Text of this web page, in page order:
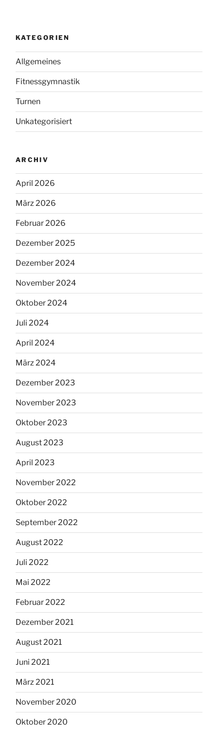
KATEGORIEN
Allgemeines
Fitnessgymnastik
Turnen
Unkategorisiert
ARCHIV
April 2026
März 2026
Februar 2026
Dezember 2025
Dezember 2024
November 2024
Oktober 2024
Juli 2024
April 2024
März 2024
Dezember 2023
November 2023
Oktober 2023
August 2023
April 2023
November 2022
Oktober 2022
September 2022
August 2022
Juli 2022
Mai 2022
Februar 2022
Dezember 2021
August 2021
Juni 2021
März 2021
November 2020
Oktober 2020